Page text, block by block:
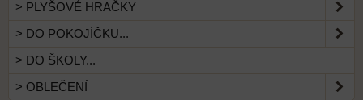
> PLYŠOVÉ HRAČKY
> DO POKOJÍČKU...
> DO ŠKOLY...
> OBLEČENÍ